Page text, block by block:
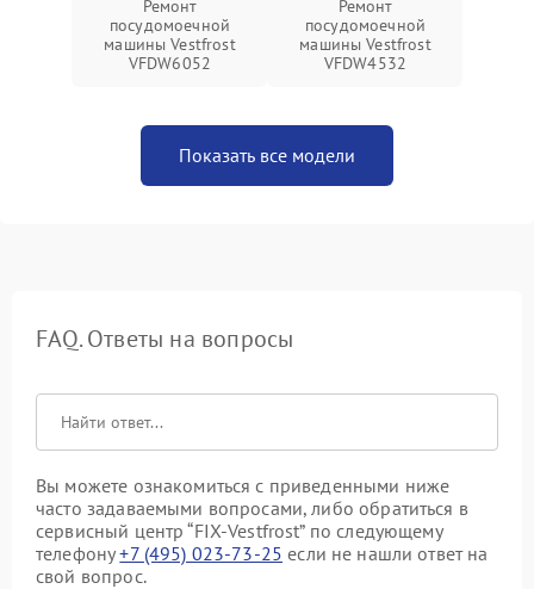
Ремонт
посудомоечной
машины Vestfrost
VFDW6052
Ремонт
посудомоечной
машины Vestfrost
VFDW4532
Показать все модели
FAQ. Ответы на вопросы
Вы можете ознакомиться с приведенными ниже
часто задаваемыми вопросами, либо обратиться в
сервисный центр “FIX-Vestfrost” по следующему
телефону+7 (495) 023-73-25 если не нашли ответ на
свой вопрос.